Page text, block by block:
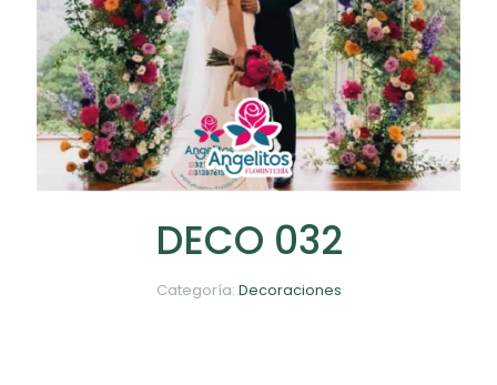
DECO 032
Categoría: Decoraciones